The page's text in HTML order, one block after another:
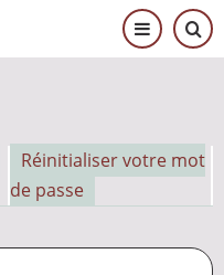
Réinitialiser votre mot
de passe